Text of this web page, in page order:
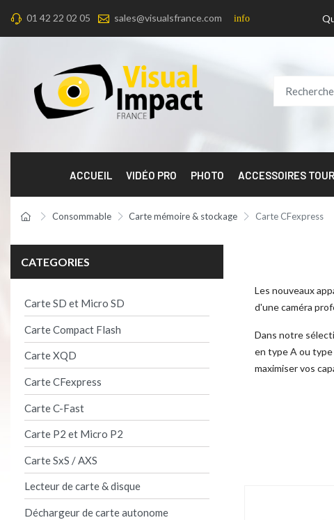
01 42 22 02 05 sales@visualsfrance.com info
ACCUEIL VIDÉO PRO PHOTO ACCESSOIRES
Consommable Carte mémoire & stockage Carte CFexpress
CATEGORIES
Carte SD et Micro SD
Carte Compact Flash
Carte XQD
Carte CFexpress
Carte C-Fast
Carte P2 et Micro P2
Carte SxS / AXS
Lecteur de carte & disque
Déchargeur de carte autonome
Les nouveaux
d'une caméra
Dans notre
en type A ou
maximiser vos